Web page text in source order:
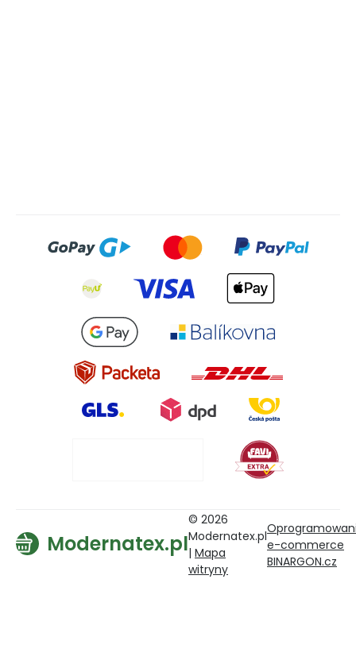
Modernatex.pl
© 2026
Modernatex.pl
| Mapa
witryny
e-commerce
BINARGON.cz